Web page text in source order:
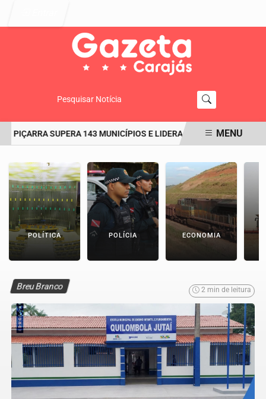
Pesquisar Notícia
PIÇARRA SUPERA 143 MUNICÍPIOS E LIDERA O RANKING DO IDEB
MENU
POLÍTICA POLÍCIA ECONOMIA
Breu Branco 2 min de leitura